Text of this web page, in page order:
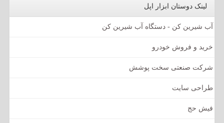
لینک دوستان ابزار اپل
آب شیرین کن - دستگاه آب شیرین کن
خرید و فروش خودرو
شرکت صنعتی سخت پوشش
طراحی سایت
فیش حج